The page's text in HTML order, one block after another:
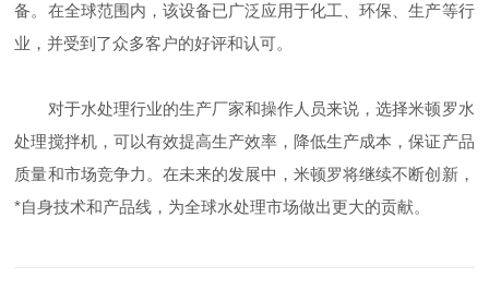
备。在全球范围内，该设备已广泛应用于化工、环保、生产等行
业，并受到了众多客户的好评和认可。
对于水处理行业的生产厂家和操作人员来说，选择米顿罗水
处理搅拌机，可以有效提高生产效率，降低生产成本，保证产品
质量和市场竞争力。在未来的发展中，米顿罗将继续不断创新，
*自身技术和产品线，为全球水处理市场做出更大的贡献。